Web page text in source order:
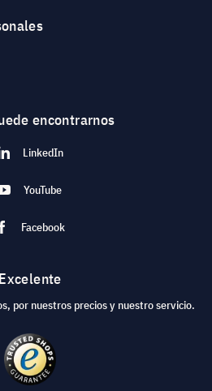
encontrarnos
LinkedIn
YouTube
Facebook
Excelente
por nuestros precios y nuestro servicio.